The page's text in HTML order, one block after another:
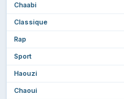
Chaabi
Classique
Rap
Sport
Haouzi
Chaoui